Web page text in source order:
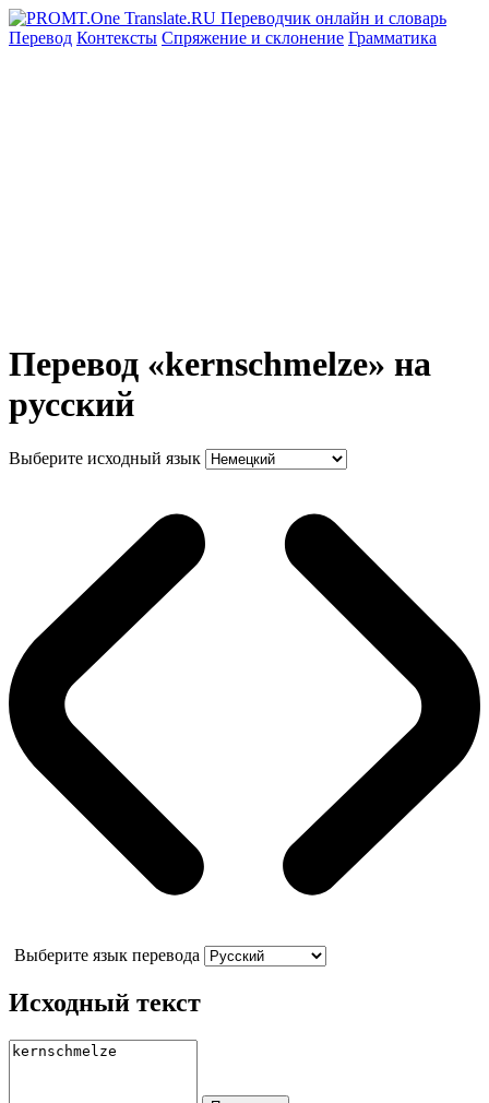
Перевод Контексты Спряжение и склонение Грамматика
Перевод «kernschmelze» на
русский
Выберите исходный язык
Выберите язык перевода
Исходный текст